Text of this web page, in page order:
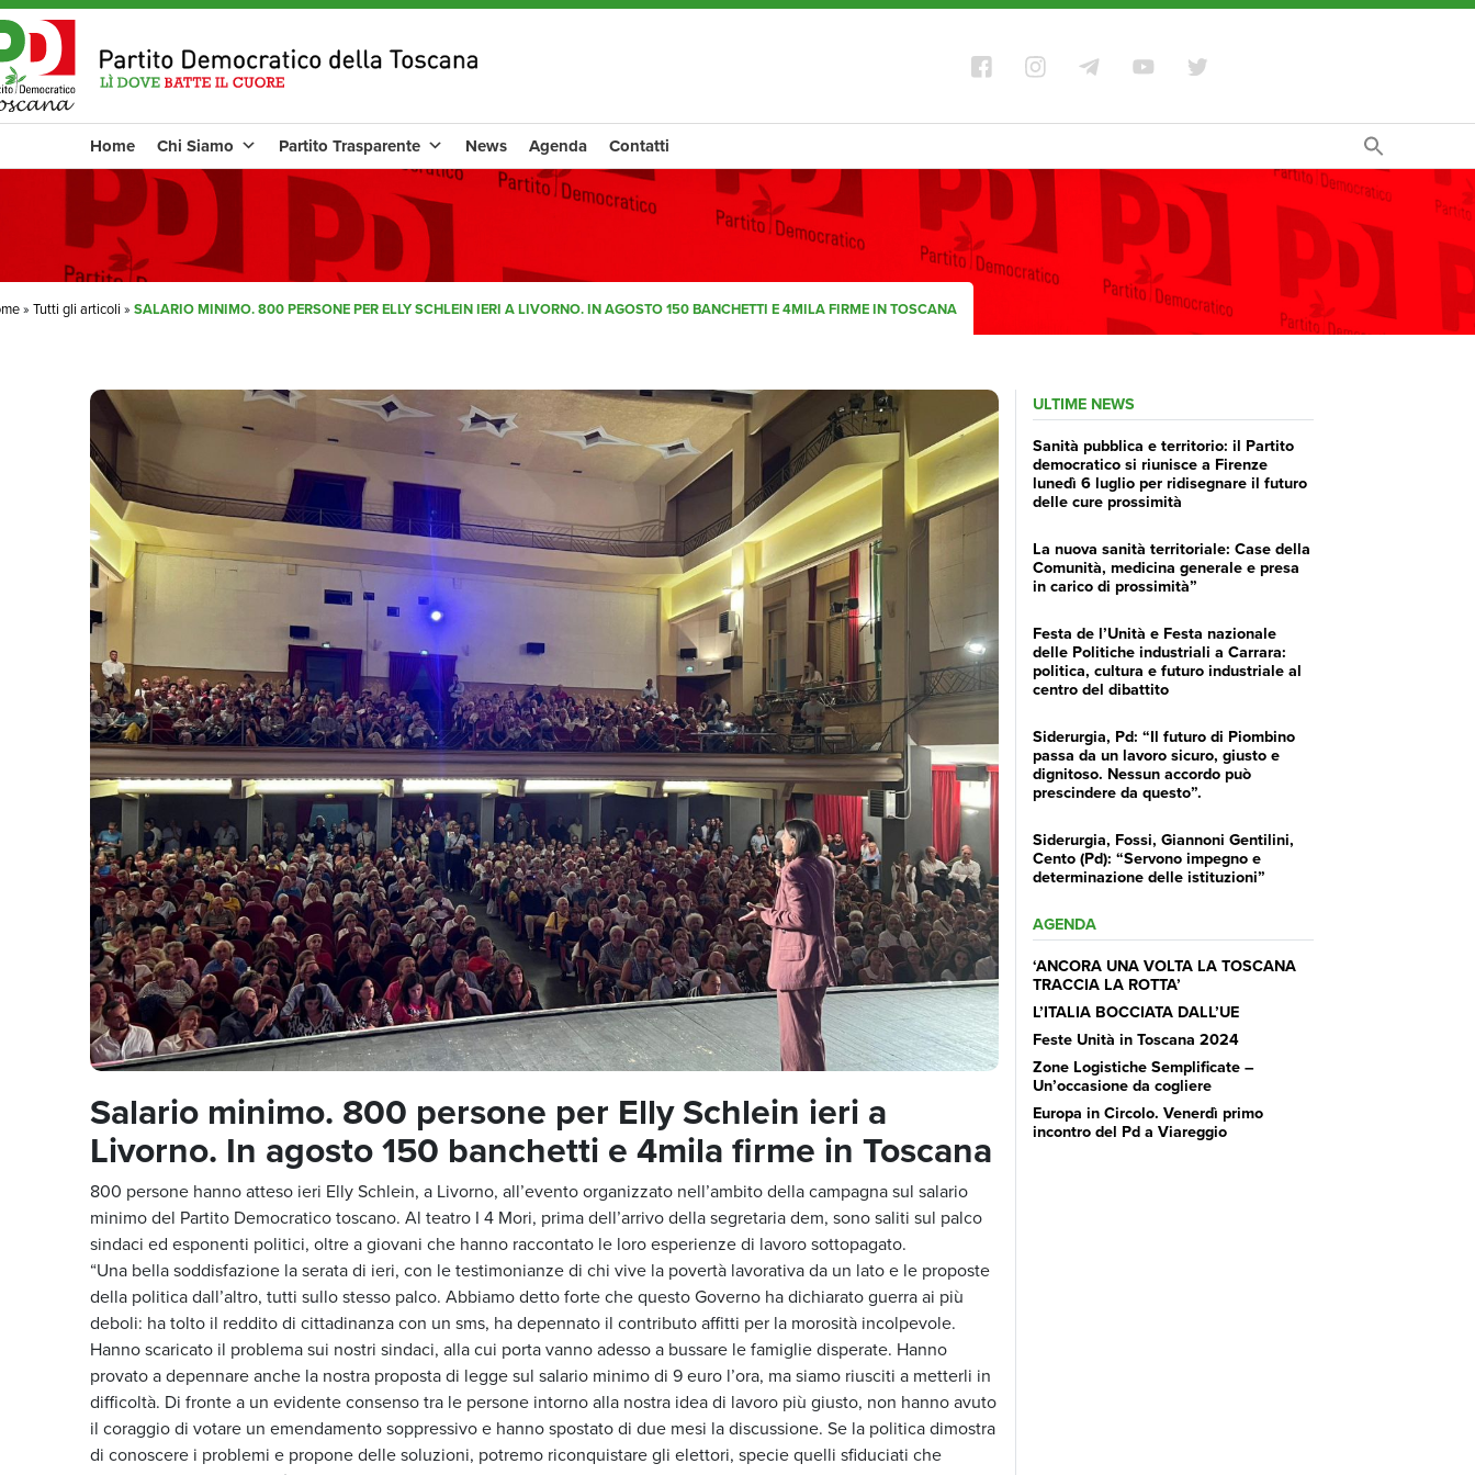
Home Chi Siamo Partito Trasparente News Agenda Contatti
» Tutti gli articoli » SALARIO MINIMO. 800 PERSONE PER ELLY SCHLEIN IERI A LIVORNO. IN AGOSTO 150 BANCHETTI E 4MILA FIRME IN TOSCANA
Salario minimo. 800 persone per Elly Schlein ieri a
Livorno. In agosto 150 banchetti e 4mila firme in Toscana
800 persone hanno atteso ieri Elly Schlein, a Livorno, all’evento organizzato nell’ambito della campagna sul salario
minimo del Partito Democratico toscano. Al teatro I 4 Mori, prima dell’arrivo della segretaria dem, sono saliti sul palco
sindaci ed esponenti politici, oltre a giovani che hanno raccontato le loro esperienze di lavoro sottopagato.
“Una bella soddisfazione la serata di ieri, con le testimonianze di chi vive la povertà lavorativa da un lato e le proposte
della politica dall’altro, tutti sullo stesso palco. Abbiamo detto forte che questo Governo ha dichiarato guerra ai più
deboli: ha tolto il reddito di cittadinanza con un sms, ha depennato il contributo affitti per la morosità incolpevole.
Hanno scaricato il problema sui nostri sindaci, alla cui porta vanno adesso a bussare le famiglie disperate. Hanno
provato a depennare anche la nostra proposta di legge sul salario minimo di 9 euro l’ora, ma siamo riusciti a metterli in
difficoltà. Di fronte a un evidente consenso tra le persone intorno alla nostra idea di lavoro più giusto, non hanno avuto
il coraggio di votare un emendamento soppressivo e hanno spostato di due mesi la discussione. Se la politica dimostra
di conoscere i problemi e propone delle soluzioni, potremo riconquistare gli elettori, specie quelli sfiduciati che
ULTIME NEWS
Sanità pubblica e territorio: il Partito
democratico si riunisce a Firenze
lunedì 6 luglio per ridisegnare il futuro
delle cure prossimità
La nuova sanità territoriale: Case della
Comunità, medicina generale e presa
in carico di prossimità”
Festa de l’Unità e Festa nazionale
delle Politiche industriali a Carrara:
politica, cultura e futuro industriale al
centro del dibattito
Siderurgia, Pd: “Il futuro di Piombino
passa da un lavoro sicuro, giusto e
dignitoso. Nessun accordo può
prescindere da questo”.
Siderurgia, Fossi, Giannoni Gentilini,
Cento (Pd): “Servono impegno e
determinazione delle istituzioni”
AGENDA
‘ANCORA UNA VOLTA LA TOSCANA
TRACCIA LA ROTTA’
L’ITALIA BOCCIATA DALL’UE
Feste Unità in Toscana 2024
Zone Logistiche Semplificate –
Un’occasione da cogliere
Europa in Circolo. Venerdì primo
incontro del Pd a Viareggio